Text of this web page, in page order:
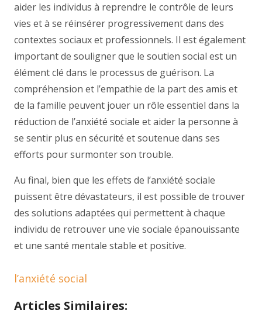
aider les individus à reprendre le contrôle de leurs
vies et à se réinsérer progressivement dans des
contextes sociaux et professionnels. Il est également
important de souligner que le soutien social est un
élément clé dans le processus de guérison. La
compréhension et l’empathie de la part des amis et
de la famille peuvent jouer un rôle essentiel dans la
réduction de l’anxiété sociale et aider la personne à
se sentir plus en sécurité et soutenue dans ses
efforts pour surmonter son trouble.
Au final, bien que les effets de l’anxiété sociale
puissent être dévastateurs, il est possible de trouver
des solutions adaptées qui permettent à chaque
individu de retrouver une vie sociale épanouissante
et une santé mentale stable et positive.
l’anxiété social
Articles Similaires: